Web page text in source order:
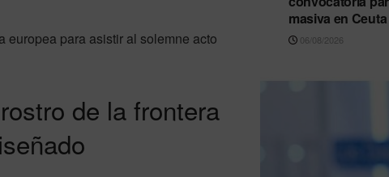
europea para asistir al solemne acto
de la frontera
masiva en
06/08/2026